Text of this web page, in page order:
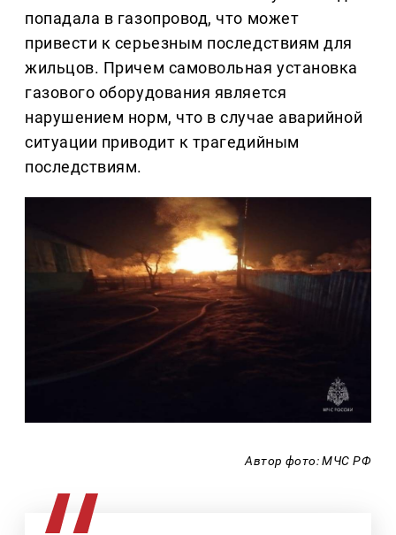
попадала в газопровод, что может
привести к серьезным последствиям для
жильцов. Причем самовольная установка
газового оборудования является
нарушением норм, что в случае аварийной
ситуации приводит к трагедийным
последствиям.
Автор фото: МЧС РФ